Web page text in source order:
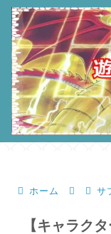
ホーム サ
【キャラク